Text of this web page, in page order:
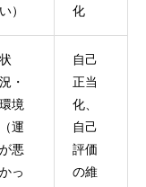
い）
化
状
況・
環境
（運
が悪
かっ
自己
正当
化、
自己
評価
の維